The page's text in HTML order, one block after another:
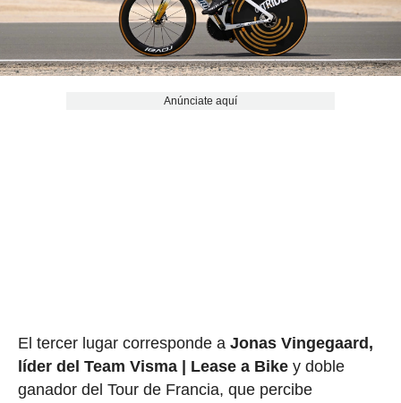
Anúnciate aquí
El tercer lugar corresponde a Jonas Vingegaard,
líder del Team Visma | Lease a Bikey doble
ganador del Tour de Francia, que percibe